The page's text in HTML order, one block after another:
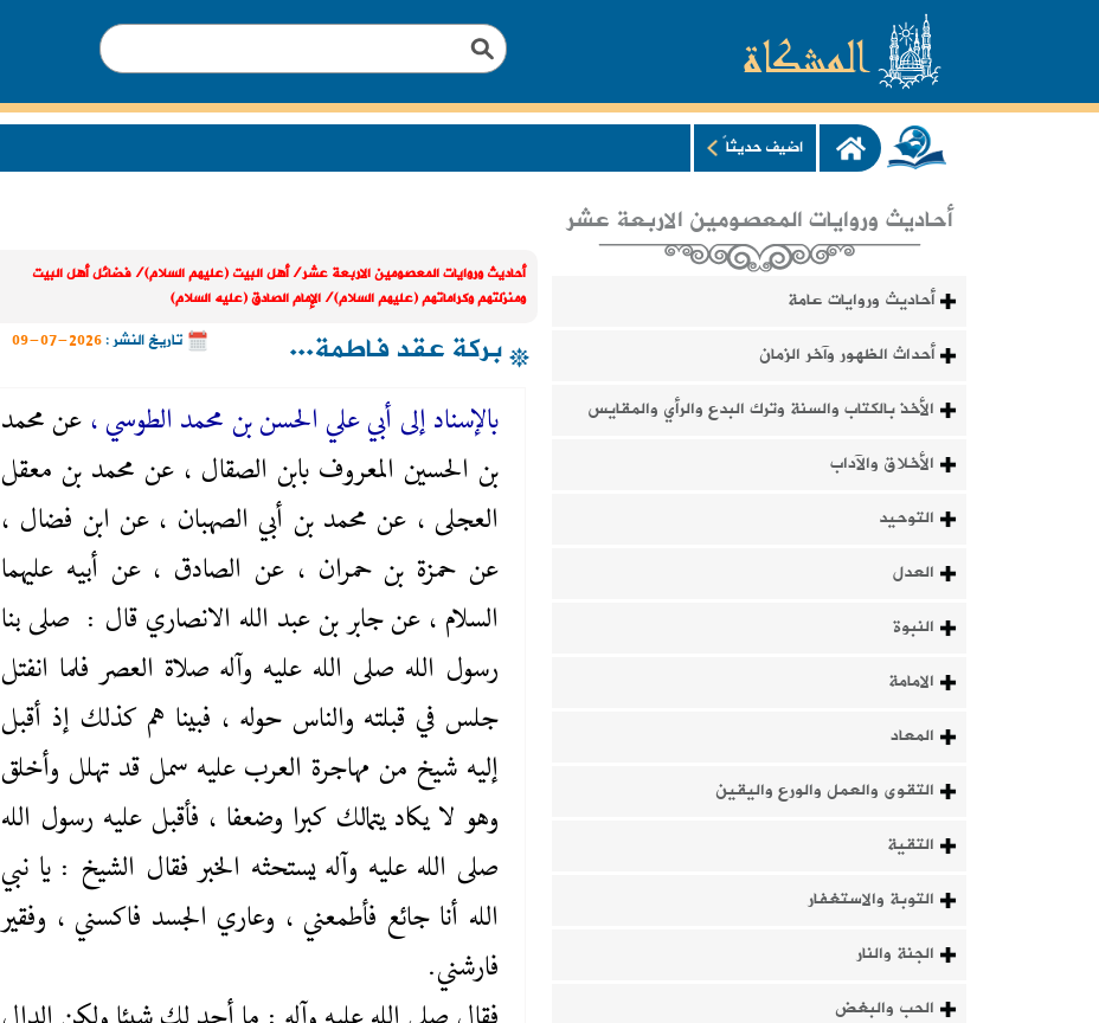
اضيف حديثاً
أحاديث وروايات المعصومين الاربعة عشر
أحاديث وروايات عامة
أحداث الظهور وآخر الزمان
الأخذ بالكتاب والسنة وترك البدع والرأي والمقايس
الأخلاق والآداب
التوحيد
العدل
النبوة
الامامة
المعاد
التقوى والعمل والورع واليقين
التقية
التوبة والاستغفار
الجنة والنار
الحب والبغض
أحاديث وروايات المعصومين الاربعة عشر/أهل البيت (عليهم السلام)/فضائل أهل البيت
ومنزلتهم وكراماتهم (عليهم السلام)/الإمام الصادق (عليه السلام)
بركة عقد فاطمة... تاريخ النشر :2026-07-09
بالإسناد إلى أبي علي الحسن بن محمد الطوسي ، عن محمد
بن الحسين المعروف بابن الصقال ، عن محمد بن معقل
العجلى ، عن محمد بن أبي الصهبان ، عن ابن فضال ،
عن حمزة بن حمران ، عن الصادق ، عن أبيه عليهما‌
السلام ، عن جابر بن عبد الله الانصاري قال : صلى بنا
رسول الله صلى ‌الله ‌عليه‌ وآله صلاة العصر فلما انفتل
جلس في قبلته والناس حوله ، فبينا هم كذلك إذ أقبل
إليه شيخ من مهاجرة العرب عليه سمل قد تهلل وأخلق
وهو لا يكاد يتمالك كبرا وضعفا ، فأقبل عليه رسول الله
صلى ‌الله ‌عليه‌ وآله يستحثه الخبر فقال الشيخ : يا نبي
الله أنا جائع فأطمعني ، وعاري الجسد فاكسني ، وفقير
فارشني.